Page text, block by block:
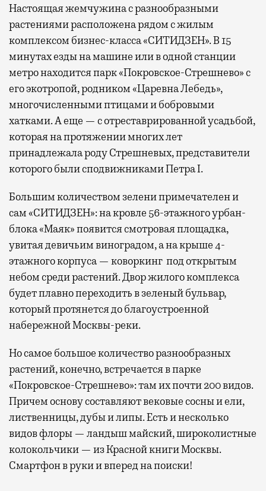
Настоящая жемчужина с разнообразными
растениями расположена рядом с жилым
комплексом бизнес-класса «СИТИДЗЕН». В 15
минутах езды на машине или в одной станции
метро находится парк «Покровское-Стрешнево» с
его экотропой, родником «Царевна Лебедь»,
многочисленными птицами и бобровыми
хатками. А еще — с отреставрированной усадьбой,
которая на протяжении многих лет
принадлежала роду Стрешневых, представители
которого были сподвижниками Петра I.
Большим количеством зелени примечателен и
сам «СИТИДЗЕН»: на кровле 56-этажного урбан-
блока «Маяк» появится смотровая площадка,
увитая девичьим виноградом, а на крыше 4-
этажного корпуса — коворкинг под открытым
небом среди растений. Двор жилого комплекса
будет плавно переходить в зеленый бульвар,
который протянется до благоустроенной
набережной Москвы-реки.
Но самое большое количество разнообразных
растений, конечно, встречается в парке
«Покровское-Стрешнево»: там ихпочти 200 видов.
Причем основу составляют вековые сосны и ели,
лиственницы, дубы и липы. Есть и несколько
видов флоры — ландыш майский, широколистные
колокольчики — из Красной книги Москвы.
Смартфон в руки и вперед на поиски!